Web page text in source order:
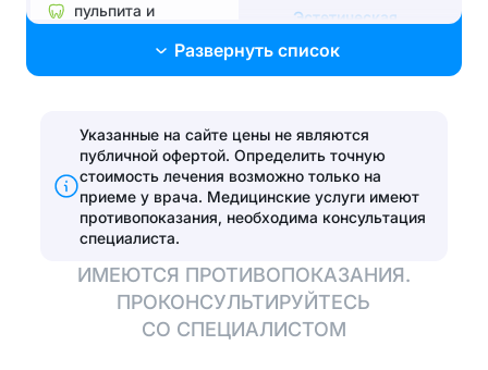
пульпита и
Лечение
пародонтита
Эстетические
реставрации
Отбелить зубы
Протезирование
Эстетическая
Поставить брекеты,
Эстетические
реставрации
Установить виниры
Развернуть список
Указанные на сайте цены не являются
публичной офертой. Определить точную
стоимость лечения возможно только на
приеме у врача. Медицинские услуги имеют
противопоказания, необходима консультация
специалиста.
ИМЕЮТСЯ ПРОТИВОПОКАЗАНИЯ.
ПРОКОНСУЛЬТИРУЙТЕСЬ
СО СПЕЦИАЛИСТОМ